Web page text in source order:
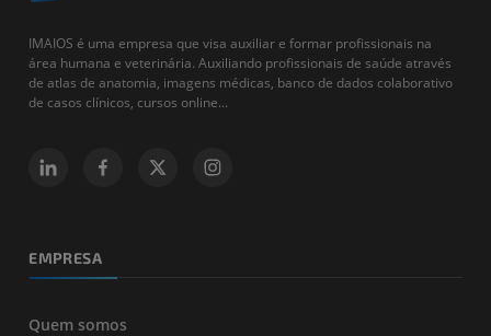
IMAIOS é uma empresa que visa auxiliar e formar profissionais na
área humana e veterinária. Auxiliando profissionais de saúde através
de atlas de anatomia, imagens médicas, banco de dados colaborativo
de casos clínicos, cursos online...
EMPRESA
Quem somos